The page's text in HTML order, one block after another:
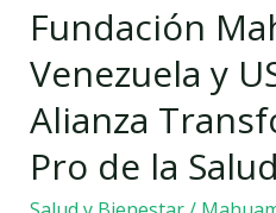
Fundación
Venezuela y
Alianza
Pro de la
de
la
Migrante